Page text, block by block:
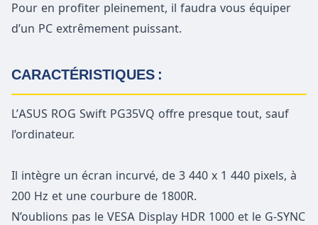
Pour en profiter pleinement, il faudra vous équiper
d’un PC extrêmement puissant.
CARACTÉRISTIQUES :
L’ASUS ROG Swift PG35VQ offre presque tout, sauf
l’ordinateur.
Il intègre un écran incurvé, de 3 440 x 1 440 pixels, à
200 Hz et une courbure de 1800R.
N’oublions pas le VESA Display HDR 1000 et le G-SYNC